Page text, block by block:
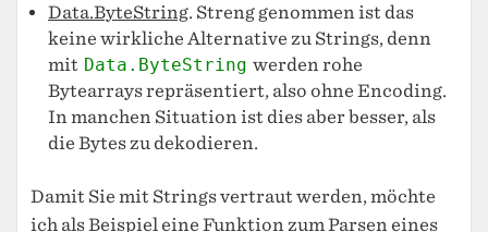
Data.ByteString. Streng genommen ist das
keine wirkliche Alternative zu Strings, denn
mit Data.ByteString werden rohe
Bytearrays repräsentiert, also ohne Encoding.
In manchen Situation ist dies aber besser, als
die Bytes zu dekodieren.
Damit Sie mit Strings vertraut werden, möchte
ich als Beispiel eine Funktion zum Parsen eines